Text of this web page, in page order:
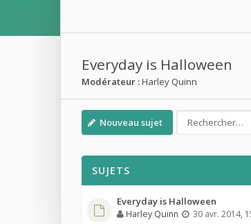
Everyday is Halloween
Modérateur :Harley Quinn
Nouveau sujet
SUJETS
Everyday is Halloween
Harley Quinn 30 avr. 2014,